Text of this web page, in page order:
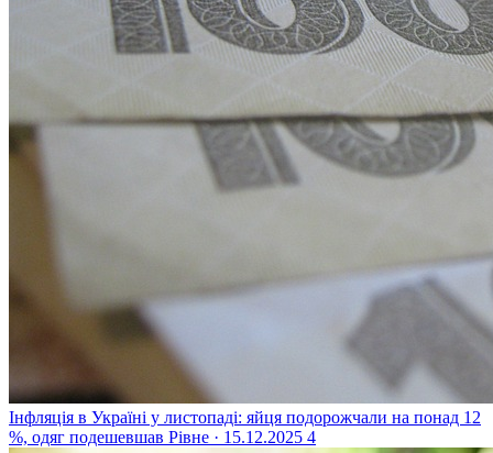
Інфляція в Україні у листопаді: яйця подорожчали на понад 12
%, одяг подешевшав Рівне · 15.12.2025 4